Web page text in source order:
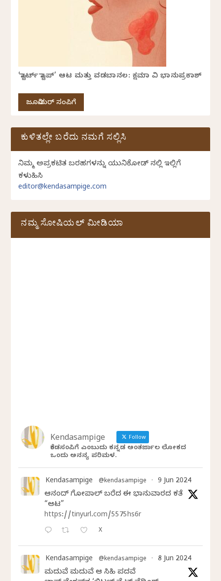
‘ಸ್ಟಾರ್ಟ್ ಸ್ಟಾಪ್’ ಆಟ ಮತ್ತು ವಡಬಾನಲ: ಕ್ಷಮಾ ವಿ ಭಾನುಪ್ರಕಾಶ್
ಜೂನಿಯರ್ ಸಂಪಿಗೆ
ಕುಳಿತಲ್ಲೇ ಬರೆದು ನಮಗೆ ಸಲ್ಲಿಸಿ
ನಿಮ್ಮ ಅಪ್ರಕಟಿತ ಬರಹಗಳನ್ನು ಯುನಿಕೋಡ್ ನಲ್ಲಿ ಇಲ್ಲಿಗೆ
ಕಳುಹಿಸಿ
editor@kendasampige.com
ನಮ್ಮ ಸೋಷಿಯಲ್‌ ಮೀಡಿಯಾ
Kendasampige Follow
ಕೆಂಡಸಂಪಿಗೆ ಎಂಬುದು ಕನ್ನಡ ಅಂತರ್ಜಾಲ ಲೋಕದ
ಒಂದು ಅನನ್ಯ ಪರಿಮಳ.
Kendasampige @kendasampige · 9 Jun 2024
ಆನಂದ್‌ ಗೋಪಾಲ್‌ ಬರೆದ ಈ ಭಾನುವಾರದ ಕತೆ
“ಆಟ”
https://tinyurl.com/5575hs6r
X
Kendasampige @kendasampige · 8 Jun 2024
ಮದುವೆ ಮದುವೆ ಆ ಸಿಹಿ ಪದವೆ